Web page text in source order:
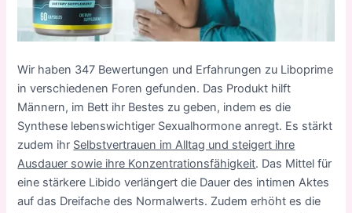
Wir haben 347 Bewertungen und Erfahrungen zu Liboprime
in verschiedenen Foren gefunden. Das Produkt hilft
Männern, im Bett ihr Bestes zu geben, indem es die
Synthese lebenswichtiger Sexualhormone anregt. Es stärkt
zudem ihr Selbstvertrauen im Alltag und steigert ihre
Ausdauer sowie ihre Konzentrationsfähigkeit. Das Mittel für
eine stärkere Libido verlängert die Dauer des intimen Aktes
auf das Dreifache des Normalwerts. Zudem erhöht es die